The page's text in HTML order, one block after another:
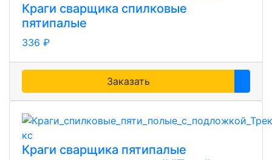
Краги сварщика спилковые
пятипалые
336 ₽
Заказать
Краги сварщика пятипалые